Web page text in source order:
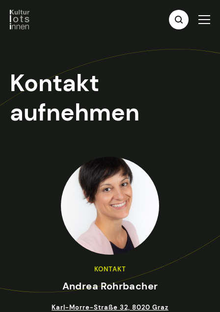
Kontakt
aufnehmen
KONTAKT
Andrea Rohrbacher
Karl-Morre-Straße 32, 8020 Graz